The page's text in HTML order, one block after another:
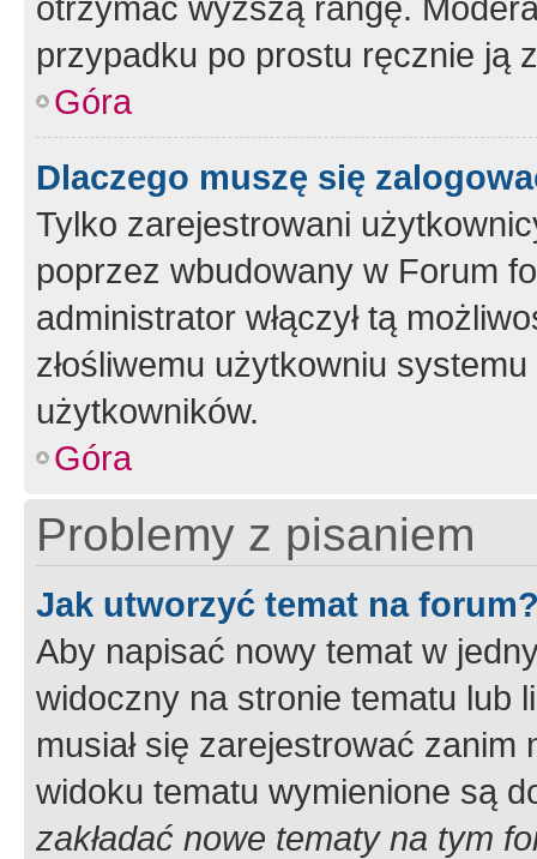
przypadku po prostu ręcznie ją
Góra
Dlaczego muszę się
Tylko zarejestrowani
poprzez wbudowany w Forum
administrator włączył tą
złośliwemu użytkowniu
użytkowników.
Góra
Problemy z pisaniem
Jak utworzyć temat na
Aby napisać nowy temat w
widoczny na stronie tematu lub
musiał się zarejestrować
widoku tematu wymienione są
zakładać nowe tematy na tym